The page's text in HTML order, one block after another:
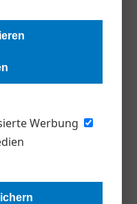
Werbung
Union bringt frischen
die Position von
das materielle
neue
zugleich, ihre